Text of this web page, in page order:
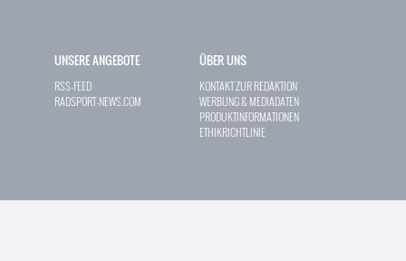
UNSERE ANGEBOTE
RSS-FEED
RADSPORT-NEWS.COM
ÜBER UNS
KONTAKT ZUR REDAKTION
WERBUNG & MEDIADATEN
PRODUKTINFORMATIONEN
ETHIKRICHTLINIE